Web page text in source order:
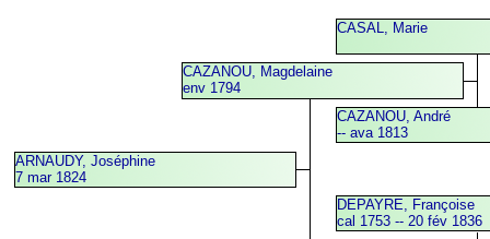
ARNAUDY, Joséphine
7 mar 1824
CAZANOU, Magdelaine
env 1794
CASAL, Marie
CAZANOU, André
-- ava 1813
DEPAYRE, Françoise
cal 1753 -- 20 fév 1836